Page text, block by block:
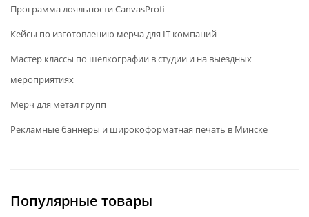
Программа лояльности CanvasProfi
Кейсы по изготовлению мерча для IT компаний
Мастер классы по шелкографии в студии и на выездных
мероприятиях
Мерч для метал групп
Рекламные баннеры и широкоформатная печать в Минске
Популярные товары